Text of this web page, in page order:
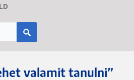
valamit tanulni”